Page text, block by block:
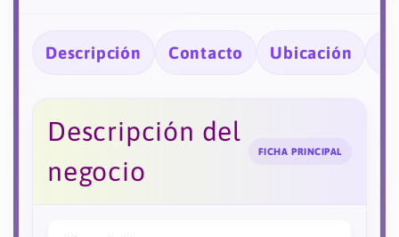
Descripción Contacto Ubicación
Descripción del
negocio
FICHA PRINCIPAL